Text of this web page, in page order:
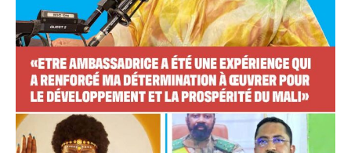
ANNUEL MENSUEL
CHOISIR LE FORFAIT